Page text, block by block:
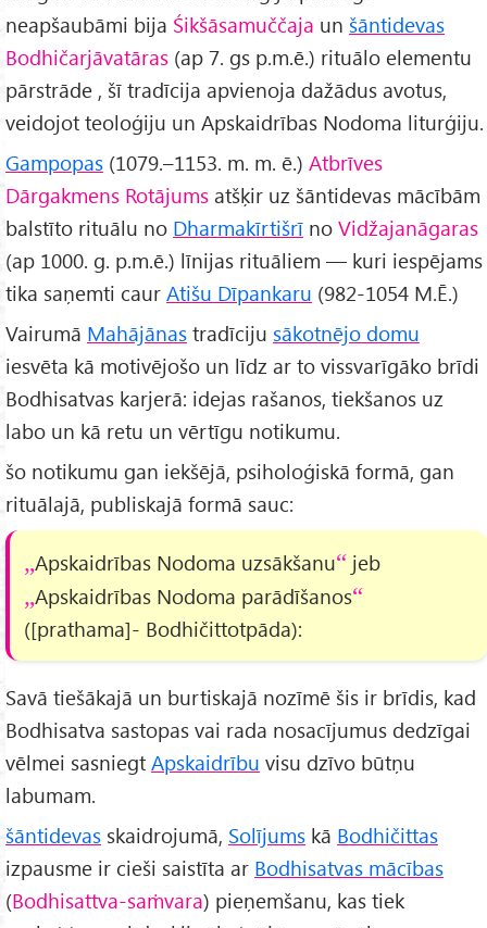
neapšaubāmi bija Śikšāsamuččaja un šāntidevas
Bodhičarjāvatāras (ap 7. gs p.m.ē.) rituālo elementu
pārstrāde , šī tradīcija apvienoja dažādus avotus,
veidojot teoloģiju un Apskaidrības Nodoma liturģiju.
Gampopas (1079.–1153. m. m. ē.) Atbrīves
Dārgakmens Rotājums atšķir uz šāntidevas mācībām
balstīto rituālu no Dharmakīrtišrī no Vidžajanāgaras
(ap 1000. g. p.m.ē.) līnijas rituāliem — kuri iespējams
tika saņemti caur Atišu Dīpankaru (982-1054 M.Ē.)
Vairumā Mahājānas tradīciju sākotnējo domu
iesvēta kā motivējošo un līdz ar to vissvarīgāko brīdi
Bodhisatvas karjerā: idejas rašanos, tiekšanos uz
labo un kā retu un vērtīgu notikumu.
šo notikumu gan iekšējā, psiholoģiskā formā, gan
rituālajā, publiskajā formā sauc:
Apskaidrības Nodoma uzsākšanu
jeb
Apskaidrības Nodoma parādīšanos
([prathama]- Bodhičittotpāda):
Savā tiešākajā un burtiskajā nozīmē šis ir brīdis, kad
Bodhisatva sastopas vai rada nosacījumus dedzīgai
vēlmei sasniegt Apskaidrību visu dzīvo būtņu
labumam.
šāntidevas skaidrojumā, Solījums kā Bodhičittas
izpausme ir cieši saistīta ar Bodhisatvas mācības
(Bodhisattva-saṁvara) pieņemšanu, kas tiek